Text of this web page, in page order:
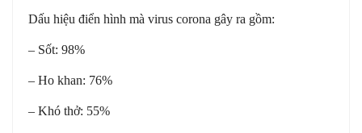
Dấu hiệu điển hình mà virus corona gây ra gồm:
– Sốt: 98%
– Ho khan: 76%
– Khó thở: 55%